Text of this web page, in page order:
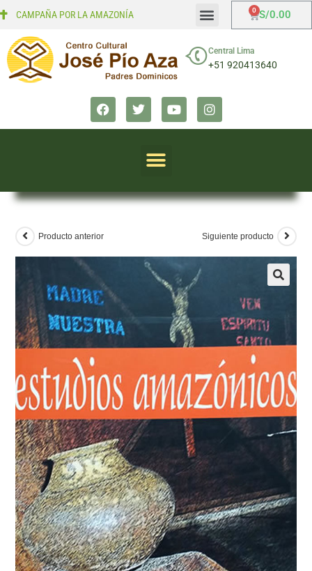
CAMPAÑA POR LA AMAZONÍA S/0.00
Central Lima
+51 920413640
Producto anterior Siguiente producto